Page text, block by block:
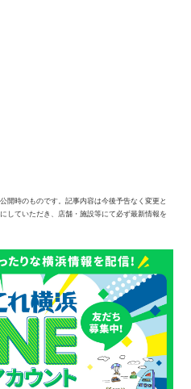
開時のものです。記事内容は今後予告なく変更と
していただき、店舗・施設等にて必ず最新情報を